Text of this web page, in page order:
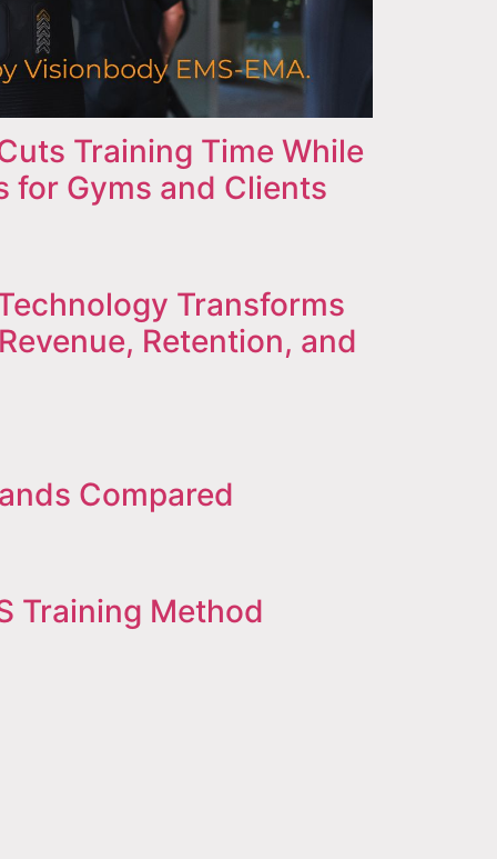
Training Time While
for Gyms and Clients
Transforms
Retention, and
Compared
Training Method